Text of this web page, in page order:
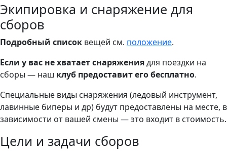
Экипировка и снаряжение для
сборов
Подробный список вещей см. положение.
Если у вас не хватает снаряжениядля поездки на
сборы — наш клуб предоставит его бесплатно.
Специальные виды снаряжения (ледовый инструмент,
лавинные биперы и др) будут предоставлены на месте, в
зависимости от вашей смены — это входит в стоимость.
Цели и задачи сборов